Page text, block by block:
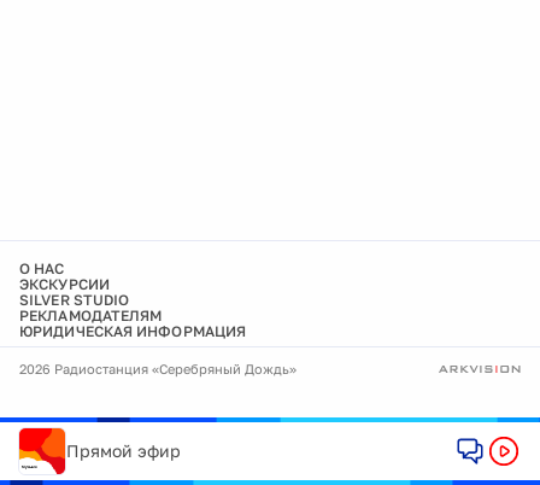
О НАС
ЭКСКУРСИИ
SILVER STUDIO
РЕКЛАМОДАТЕЛЯМ
ЮРИДИЧЕСКАЯ ИНФОРМАЦИЯ
2026 Радиостанция «Серебряный Дождь»
Прямой эфир